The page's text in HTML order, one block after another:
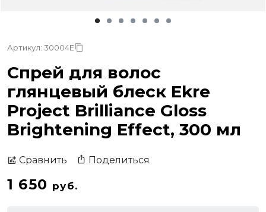
Артикул: 30004E
Спрей для волос
глянцевый блеск Ekre
Project Brilliance Gloss
Brightening Effect, 300 мл
Сравнить Поделиться
1 650 руб.